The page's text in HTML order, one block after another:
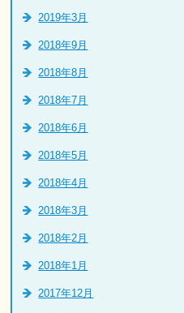
2019年3月
2018年9月
2018年8月
2018年7月
2018年6月
2018年5月
2018年4月
2018年3月
2018年2月
2018年1月
2017年12月